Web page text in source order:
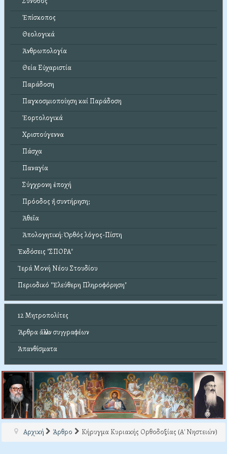
Ἐπίσκοπος
Θεολογικά
Ἀνθρωπολογία
Θεία Εὐχαριστία
Παράδοση
Παγκοσμιοποίηση καί Παράδοση
Ἑορτολογικά
Χριστούγεννα
Πάσχα
Παναγία
Σύγχρονη ἐποχή
Πρόοδος ἤ συντήρηση;
Ἀθεΐα
Ἀπολογητική: Ὀρθός λόγος-Πίστη
Ἐκδόσεις "ΣΠΟΡΑ"
Ἱερά Μονή Νέου Στουδίου
Περιοδικό "Ἐλεύθερη Πληροφόρηση"
12 Μητροπολίτες
Ἄρθρα ἄλλων συγγραφέων
Ἀπανθίσματα
Αρχική Άρθρο Κήρυγμα Κυριακής Ορθοδοξίας (Α' Νηστειών)